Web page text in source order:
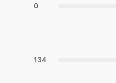
0
134